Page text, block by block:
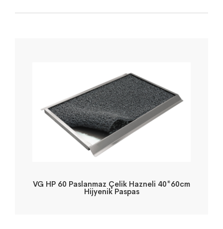
VG HP 60 Paslanmaz Çelik Hazneli 40*60cm
Hijyenik Paspas